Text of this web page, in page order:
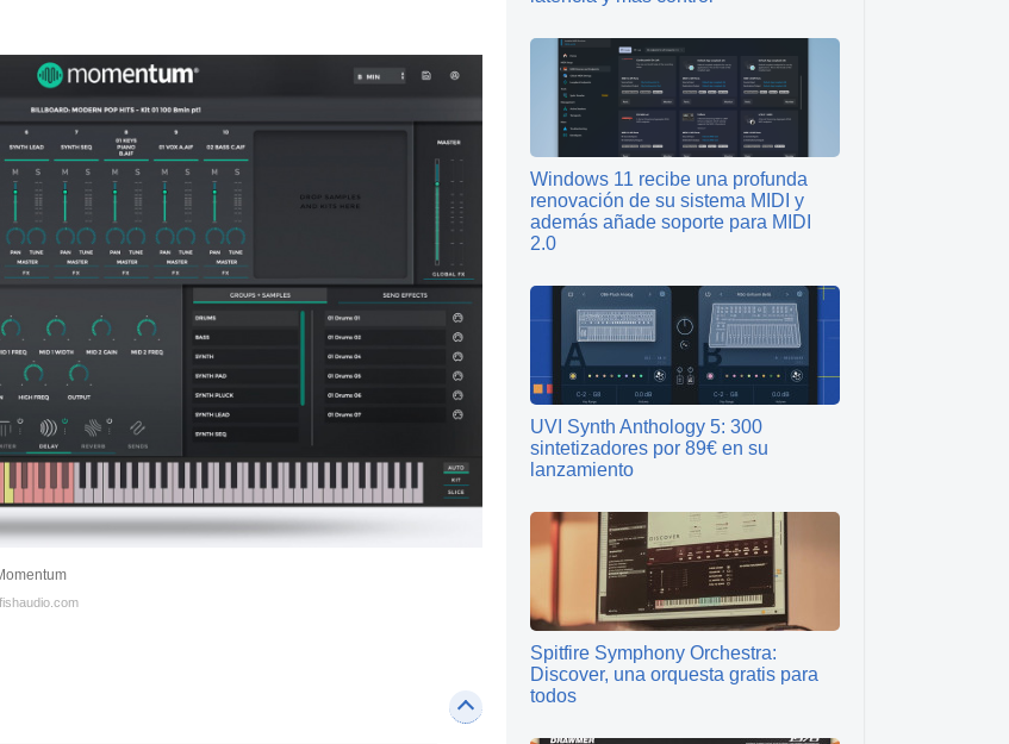
Windows 11 recibe una profunda
renovación de su sistema MIDI y
además añade soporte para MIDI
2.0
UVI Synth Anthology 5: 300
sintetizadores por 89€ en su
lanzamiento
Spitfire Symphony Orchestra:
Discover, una orquesta gratis para
todos